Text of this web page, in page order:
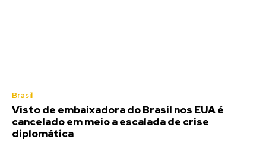
Brasil
Visto de embaixadora do Brasil nos EUA é
cancelado em meio a escalada de crise
diplomática